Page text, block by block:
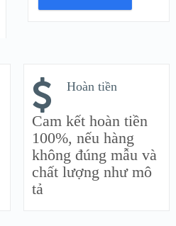
Hoàn tiền
Cam kết hoàn tiền
100%, nếu hàng
không đúng mẫu và
chất lượng như mô
tả